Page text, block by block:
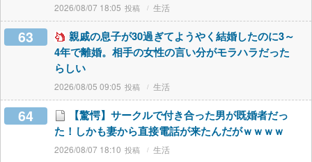
2026/08/07 18:05 生活
63
親戚の息子が30過ぎてようやく結婚したのに3～
4年で離婚。相手の女性の言い分がモラハラだった
らしい
2026/08/05 09:05 生活
64
【驚愕】サークルで付き合った男が既婚者だっ
た！しかも妻から直接電話が来たんだがｗｗｗｗ
2026/08/07 18:10 生活